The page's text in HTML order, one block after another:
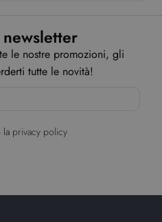
le nostre promozioni, gli
tutte le novità!
la privacy policy